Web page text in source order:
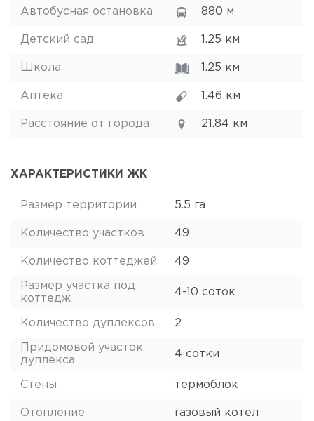
Автобусная остановка 880 м
Детский сад 1.25 км
Школа 1.25 км
Аптека 1.46 км
Расстояние от города 21.84 км
ХАРАКТЕРИСТИКИ ЖК
Размер территории 5.5 га
Количество участков 49
Количество коттеджей 49
Размер участка под
коттедж
4-10 соток
Количество дуплексов 2
Придомовой участок
дуплекса
4 сотки
Стены термоблок
Отопление газовый котел